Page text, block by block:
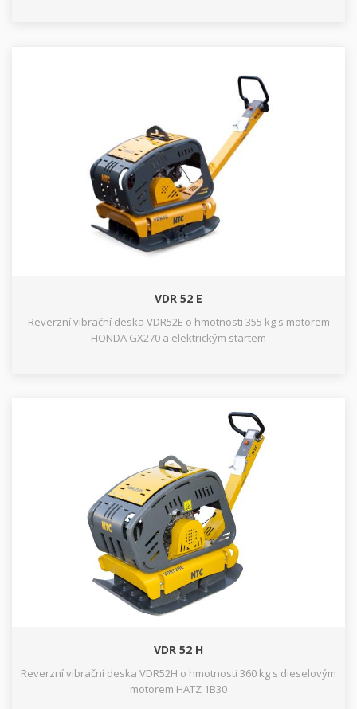
VDR 52 E
Reverzní vibrační deska VDR52E o hmotnosti 355 kg s motorem
HONDA GX270 a elektrickým startem
VDR 52 H
Reverzní vibrační deska VDR52H o hmotnosti 360 kg s dieselovým
motorem HATZ 1B30